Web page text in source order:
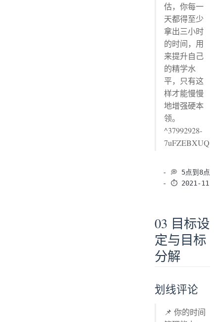
估，你每一
天都得至少
拿出三小时
的时间，用
来提升自己
的精学水
平，只有这
样才能慢慢
地增强硬本
领。
^37992928-
7uFZEBXUQ
- 💭 5点到8点
03 目标设
定与目标
分解
划线评论
📌 你的时间